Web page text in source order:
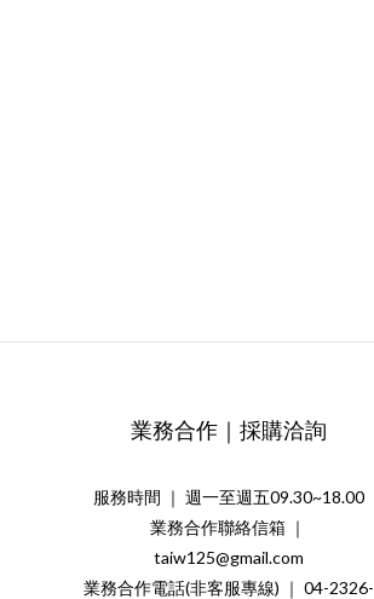
業務合作｜採購洽詢
服務時間 ｜ 週一至週五09.30~18.00
業務合作聯絡信箱 ｜
taiw125@gmail.com
業務合作電話(非客服專線) ｜ 04-2326-